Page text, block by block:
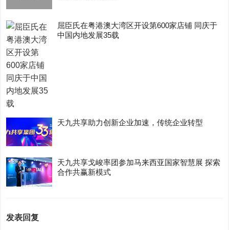
屈臣氏在粤港澳大湾区开设第600家店铺 同庆于
中国内地发展35载
天九共享助力创新企业加速，传统企业转型
天九共享戈峻率团参加马来西亚国家智慧展 探索
合作共赢新模式
发表回复